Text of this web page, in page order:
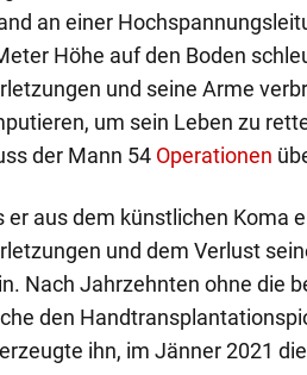
an einer
Höhe auf den Boden
und seine Arme
um sein Leben zu
der Mann 54 Operationen
er aus dem künstlichen Koma
und dem Verlust
Nach Jahrzehnten ohne die
den
ihn, im Jänner 2021